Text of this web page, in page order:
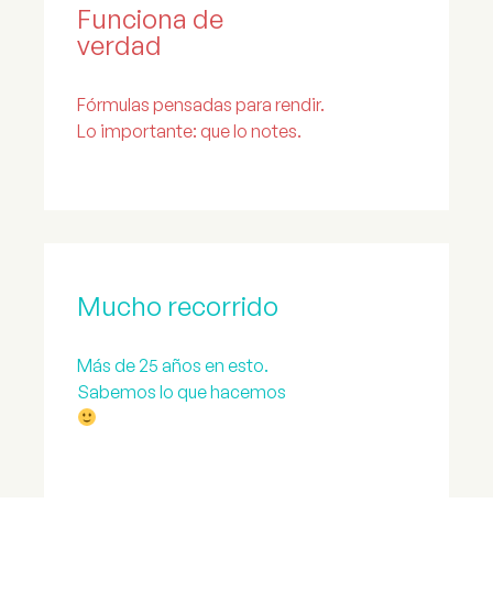
Funciona de
verdad
Fórmulas pensadas para rendir.
Lo importante: que lo notes.
Mucho recorrido
Más de 25 años en esto.
Sabemos lo que hacemos